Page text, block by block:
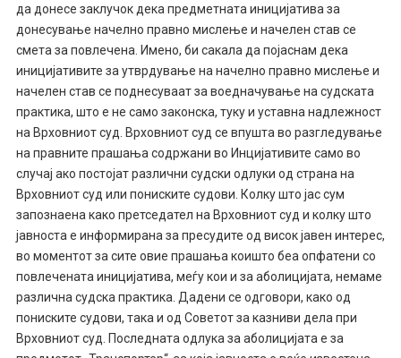
да донесе заклучок дека предметната иницијатива за
донесување начелно правно мислење и начелен став се
смета за повлечена. Имено, би сакала да појаснам дека
иницијативите за утврдување на начелно правно мислење и
начелен став се поднесуваат за воедначување на судската
практика, што е не само законска, туку и уставна надлежност
на Врховниот суд. Врховниот суд се впушта во разгледување
на правните прашања содржани во Инцијативите само во
случај ако постојат различни судски одлуки од страна на
Врховниот суд или пониските судови. Колку што јас сум
запознаена како претседател на Врховниот суд и колку што
јавноста е информирана за пресудите од висок јавен интерес,
во моментот за сите овие прашања коишто беа опфатени со
повлечената иницијатива, меѓу кои и за аболицијата, немаме
различна судска практика. Дадени се одговори, како од
пониските судови, така и од Советот за казниви дела при
Врховниот суд. Последната одлука за аболицијата е за